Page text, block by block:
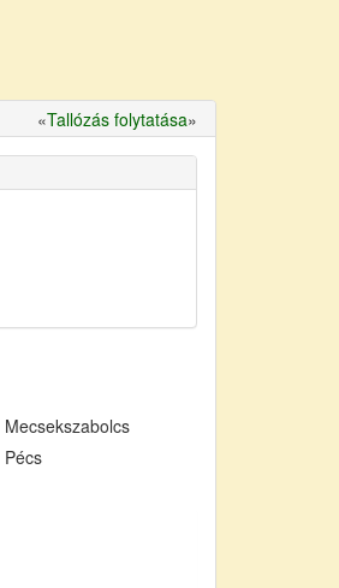
«Tallózás folytatása»
Mecsekszabolcs
Pécs